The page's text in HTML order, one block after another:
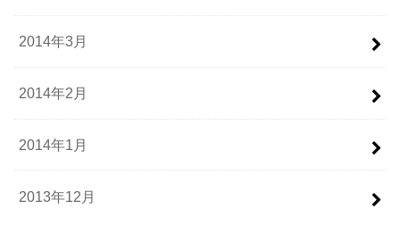
2014年3月
2014年2月
2014年1月
2013年12月